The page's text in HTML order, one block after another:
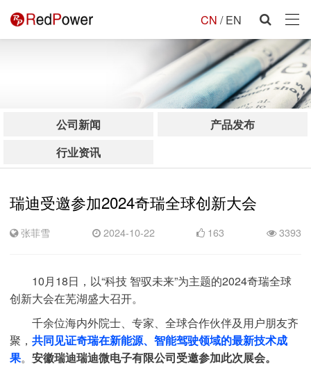
CN /EN
公司新闻
产品发布
行业资讯
瑞迪受邀参加2024奇瑞全球创新大会
张菲雪 2024-10-22 163 3393
10月18日，以“科技 智驭未来”为主题的2024奇瑞全球
创新大会在芜湖盛大召开。
千余位海内外院士、专家、全球合作伙伴及用户朋友齐
聚， 共同见证奇瑞在新能源、智能驾驶领域的最新技术成
果。 安徽瑞迪瑞迪微电子有限公司受邀参加此次展会。